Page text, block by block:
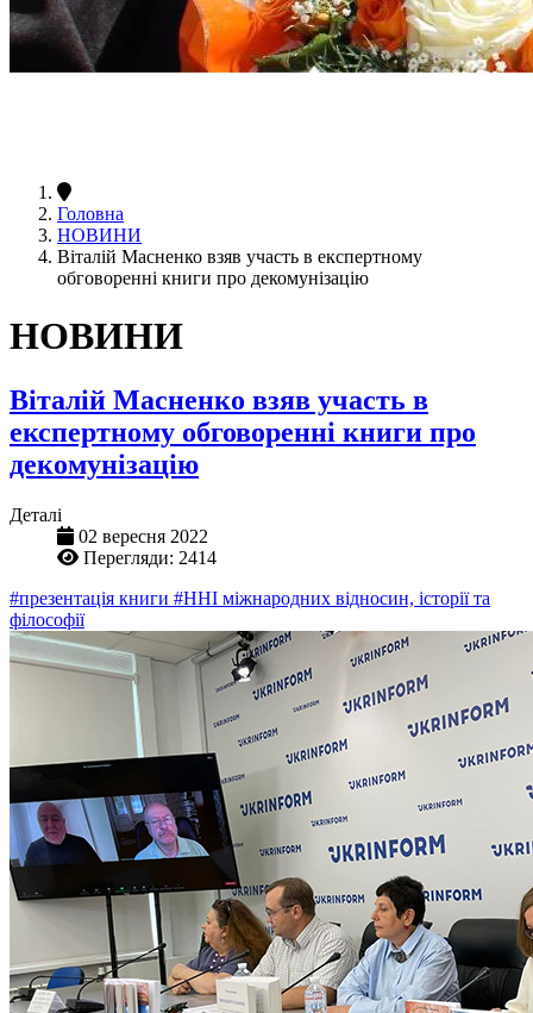
Головна
НОВИНИ
Віталій Масненко взяв участь в експертному
обговоренні книги про декомунізацію
НОВИНИ
Віталій Масненко взяв участь в
експертному обговоренні книги про
декомунізацію
Деталі
02 вересня 2022
Перегляди: 2414
#презентація книги #ННІ міжнародних відносин, історії та
філософії